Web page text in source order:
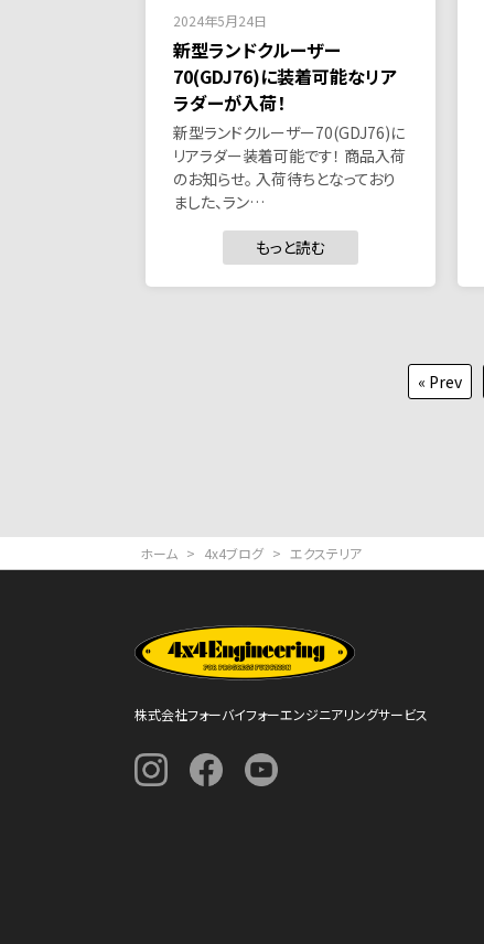
2024年5月24日
新型ランドクルーザー
70(GDJ76)に装着可能なリア
ラダーが入荷！
新型ランドクルーザー70(GDJ76)に
リアラダー装着可能です！ 商品入荷
のお知らせ。 入荷待ちとなっており
ました、ラン…
もっと読む
ジ
送
« Prev
ホーム > 4x4ブログ > エクステリア
株式会社フォーバイフォーエンジニアリングサービス